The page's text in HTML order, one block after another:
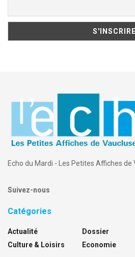
Echo du Mardi - Les Petites Affiches de
Suivez-nous
Catégories
Actualité
Culture & Loisirs
Dossier
Economie